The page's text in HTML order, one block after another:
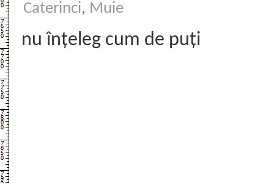
Caterinci, Muie
nu înțeleg cum de puți